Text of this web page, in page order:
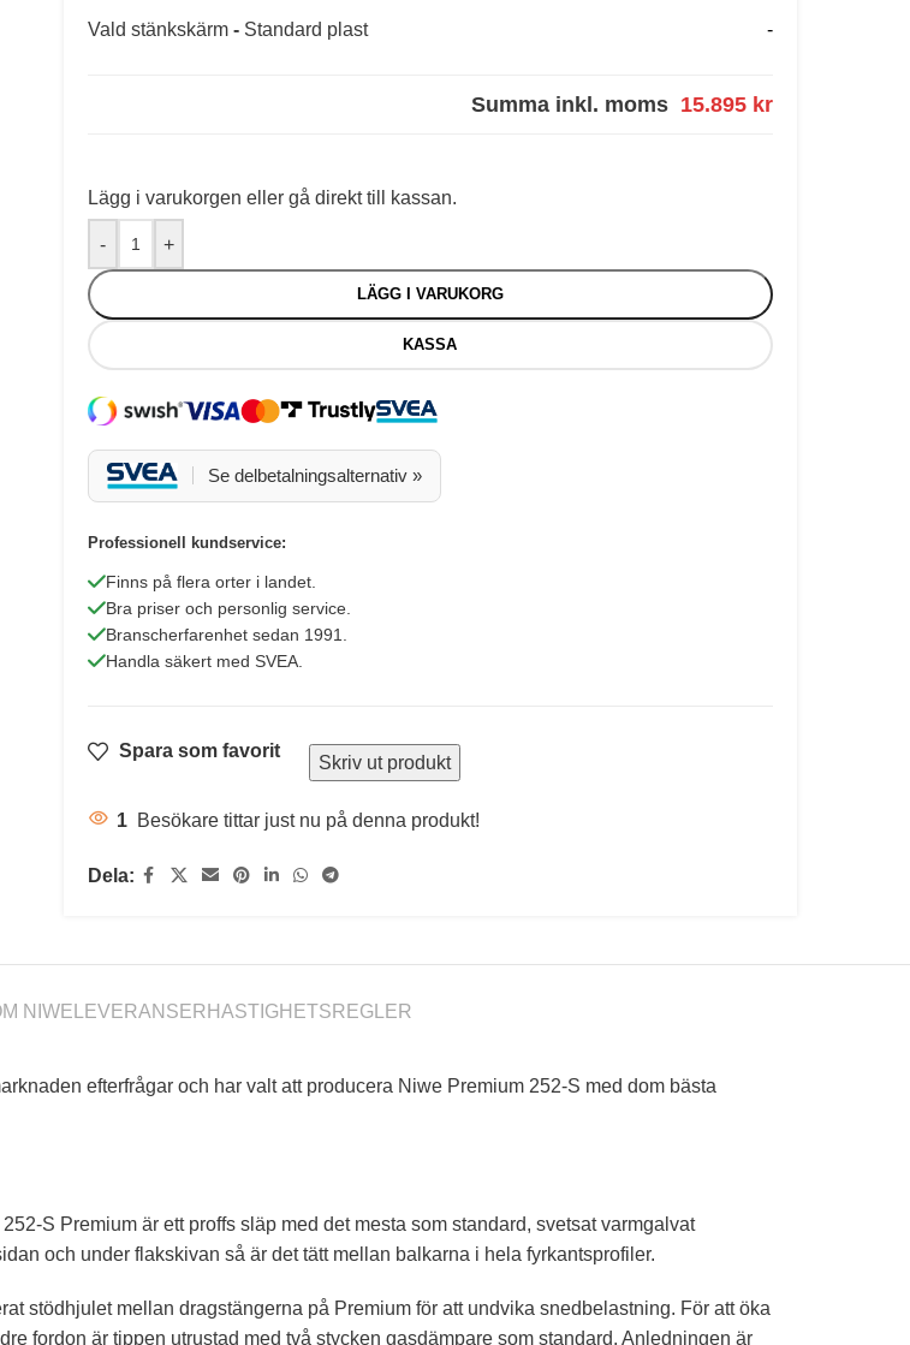
Vald stänkskärm- Standard plast -
Summa inkl. moms 15.895 kr
Lägg i varukorgen eller gå direkt till kassan.
- +
LÄGG I VARUKORG
KASSA
Se delbetalningsalternativ »
Professionell kundservice:
Finns på flera orter i landet.
Bra priser och personlig service.
Branscherfarenhet sedan 1991.
Handla säkert med SVEA.
Spara som favorit
Skriv ut produkt
1 Besökare tittar just nu på denna produkt!
Dela:
NIWE LEVERANSER HASTIGHETSREGLER
efterfrågar och har valt att producera Niwe Premium 252-S med dom bästa
S Premium är ett proffs släp med det mesta som standard, svetsat varmgalvat
och under flakskivan så är det tätt mellan balkarna i hela fyrkantsprofiler.
stödhjulet mellan dragstängerna på Premium för att undvika snedbelastning. För att öka
fordon är tippen utrustad med två stycken gasdämpare som standard. Anledningen är